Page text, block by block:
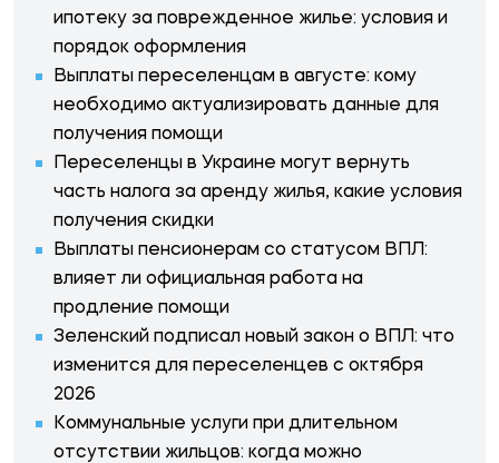
ипотеку за поврежденное жилье: условия и
порядок оформления
Выплаты переселенцам в августе: кому
необходимо актуализировать данные для
получения помощи
Переселенцы в Украине могут вернуть
часть налога за аренду жилья, какие условия
получения скидки
Выплаты пенсионерам со статусом ВПЛ:
влияет ли официальная работа на
продление помощи
Зеленский подписал новый закон о ВПЛ: что
изменится для переселенцев с октября
2026
Коммунальные услуги при длительном
отсутствии жильцов: когда можно